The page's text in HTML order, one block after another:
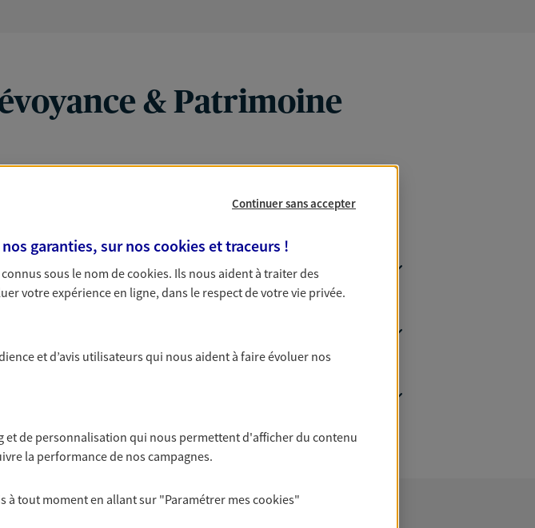
& Patrimoine
Continuer sans accepter
garanties, sur noscookies et traceurs !
sous le nom decookies. Ils nous aident à traiter des
votre expérience en ligne, dans le respect de votre vie privée.
et d’avis utilisateurs qui nous aident à faire évoluer nos
et de personnalisation qui nous permettent d'afficher du contenu
la performance de nos campagnes.
à tout moment en allant sur "Paramétrer mescookies"